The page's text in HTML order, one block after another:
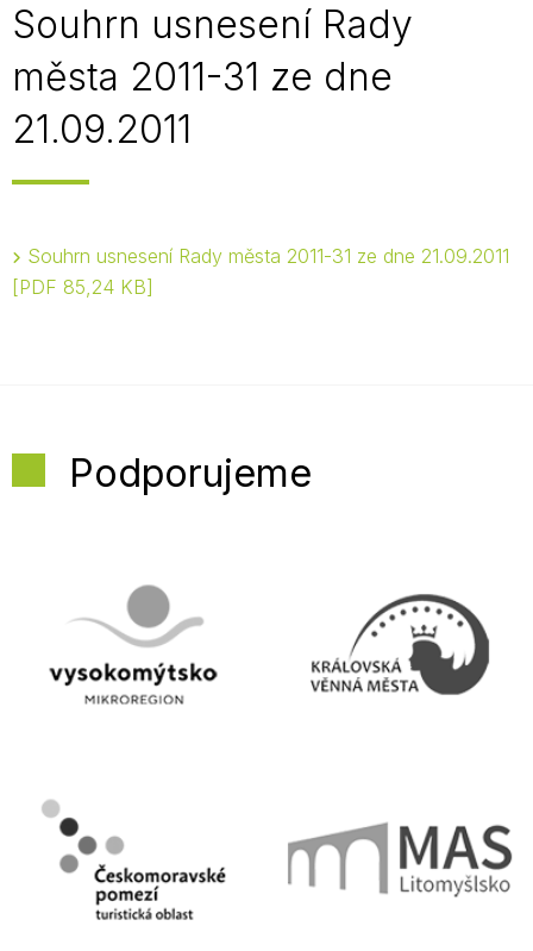
Souhrn usnesení Rady
města 2011-31 ze dne
21.09.2011
Souhrn usnesení Rady města 2011-31 ze dne 21.09.2011
PDF 85,24 KB
Podporujeme